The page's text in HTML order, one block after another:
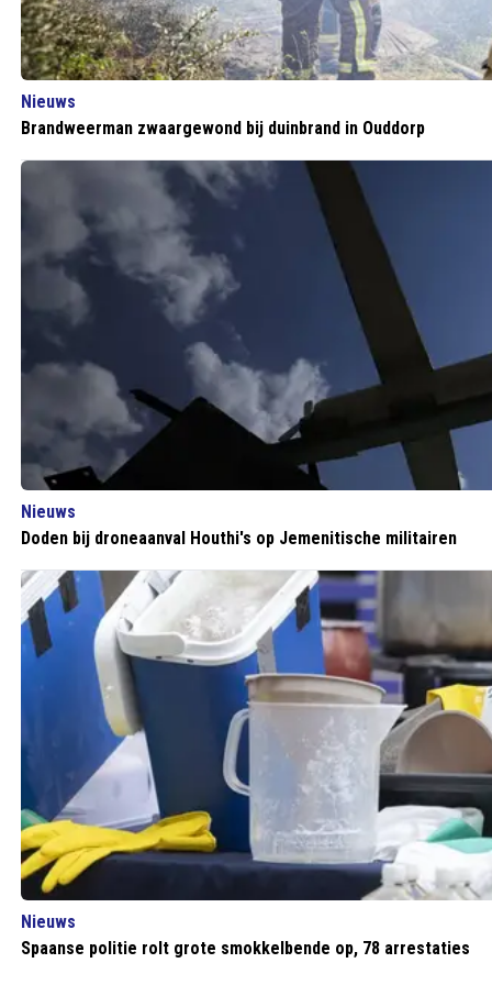
Nieuws
Brandweerman zwaargewond bij duinbrand in Ouddorp
Nieuws
Doden bij droneaanval Houthi's op Jemenitische militairen
Nieuws
Spaanse politie rolt grote smokkelbende op, 78 arrestaties